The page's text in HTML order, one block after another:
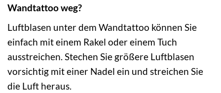
Wandtattoo weg?
Luftblasen unter dem Wandtattoo können Sie
einfach mit einem Rakel oder einem Tuch
ausstreichen. Stechen Sie größere Luftblasen
vorsichtig mit einer Nadel ein und streichen Sie
die Luft heraus.